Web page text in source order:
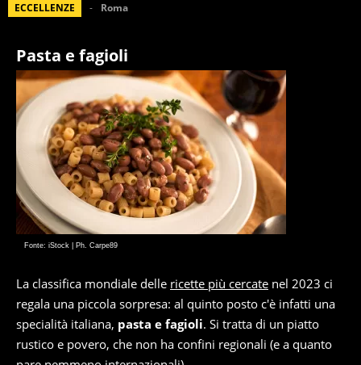
ECCELLENZE Roma
Pasta e fagioli
Fonte: iStock | Ph. Carpe89
La classifica mondiale delle ricette più cercate nel 2023 ci
regala una piccola sorpresa: al quinto posto c'è infatti una
specialità italiana, pasta e fagioli. Si tratta di un piatto
rustico e povero, che non ha confini regionali (e a quanto